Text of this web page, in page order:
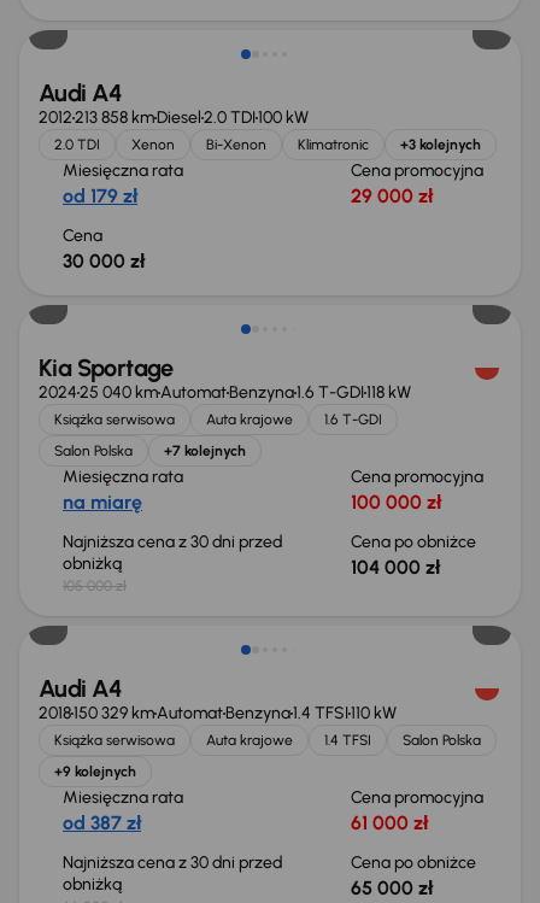
Audi A4
2012213 858 kmDiesel2.0 TDI100 kW
2.0 TDI Xenon Bi-Xenon Klimatronic +3 kolejnych
Miesięczna rata
od 179 zł
Cena promocyjna
29 000 zł
Cena
30 000 zł
Kia Sportage
202425 040 kmAutomatBenzyna1.6 T-GDI118 kW
Książka serwisowa Auta krajowe
1.6 T-GDI
Salon Polska
+7 kolejnych
Miesięczna rata
na miarę
Cena promocyjna
100 000 zł
Najniższa cena z 30 dni przed
obniżką
105 000 zł
Cena po obniżce
104 000 zł
Taniej o 1 000 zł
Audi A4
2018150 329 kmAutomatBenzyna1.4 TFSI110 kW
Książka serwisowa Auta krajowe 1.4 TFSI
Salon Polska
+9 kolejnych
Miesięczna rata
od 387 zł
Cena promocyjna
61 000 zł
Najniższa cena z 30 dni przed
obniżką
Cena po obniżce
65 000 zł